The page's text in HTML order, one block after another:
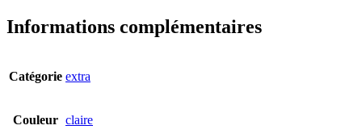
Informations complémentaires
Catégorie extra
Couleur claire